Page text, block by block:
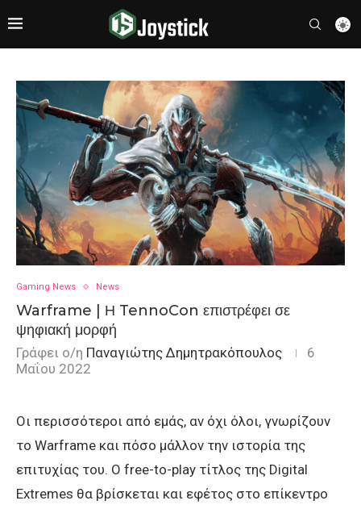
Gaming News News
Warframe | Η TennoCon επιστρέφει σε
ψηφιακή μορφή
Γράφει ο/η Παναγιώτης Δημητρακόπουλος
6
Μαΐου 2022
Οι περισσότεροι από εμάς, αν όχι όλοι, γνωρίζουν
το Warframe και πόσο μάλλον την ιστορία της
επιτυχίας του. Ο free-to-play τίτλος της Digital
Extremes θα βρίσκεται και εφέτος στο επίκεντρο